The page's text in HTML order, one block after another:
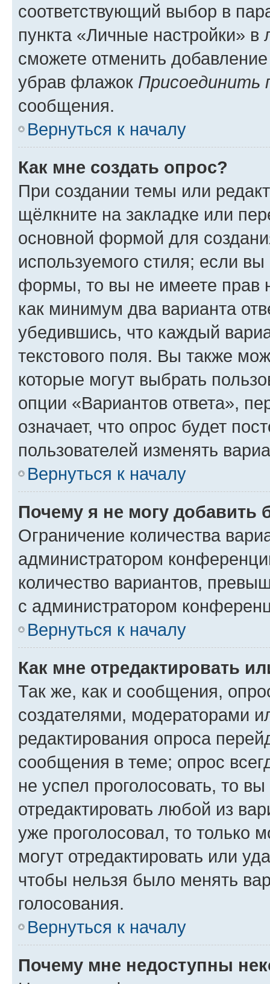
соответствующий выбор в
пункта «Личные настройки»
сможете отменить
убрав флажок Присоединить
сообщения.
Вернуться к началу
Как мне создать опрос?
При создании темы или
щёлкните на закладке или
основной формой для
используемого стиля; если
формы, то вы не имеете прав
как минимум два варианта
убедившись, что каждый
текстового поля. Вы также
которые могут выбрать
опции «Вариантов ответа»,
означает, что опрос будет
пользователей изменять
Вернуться к началу
Почему я не могу добавить
Ограничение количества
администратором
количество вариантов,
с администратором
Вернуться к началу
Как мне отредактировать
Так же, как и сообщения,
создателями, модераторами
редактирования опроса
сообщения в теме; опрос
не успел проголосовать, то
отредактировать любой из
уже проголосовал, то только
могут отредактировать или
чтобы нельзя было менять
голосования.
Вернуться к началу
Почему мне недоступны